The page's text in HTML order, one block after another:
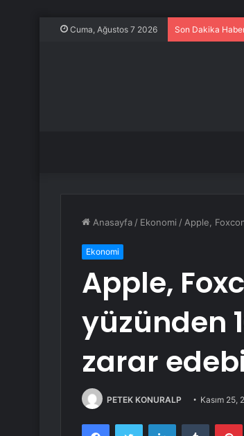
Cuma, Ağustos 7 2026 Son Dakika
Anasayfa / Ekonomi / Apple,
Ekonomi
Apple,
yüzünden
zarar
PETEK KONURALP Kasım 25,
FacebookTwitter LinkedInTumblr